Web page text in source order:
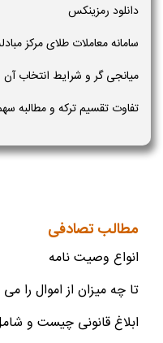
دانلود رمزینکس
سامانه معاملات طلای مرکز
میانجی گر و شرایط انتخاب آن
تفاوت تقسیم ترکه و مطالبه
مطالب تصادفی
انواع وصیت نامه
تا چه میزان از اموال را
ابلاغ قانونی چیست و